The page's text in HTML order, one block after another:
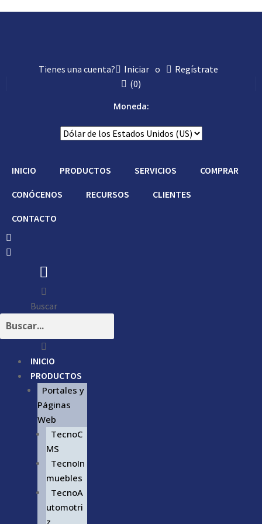
Tienes una cuenta? Iniciar o
Regístrate
(0)
Moneda:
INICIO PRODUCTOS SERVICIOS COMPRAR
CONÓCENOS RECURSOS CLIENTES
CONTACTO
Buscar
INICIO
PRODUCTOS
Portales y
Páginas
Web
TecnoC
MS
TecnoIn
muebles
TecnoA
utomotri